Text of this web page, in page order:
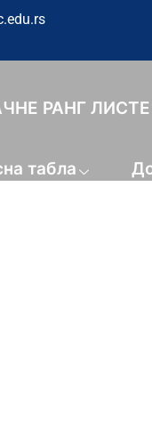
РАНГ ЛИСТЕ
табла